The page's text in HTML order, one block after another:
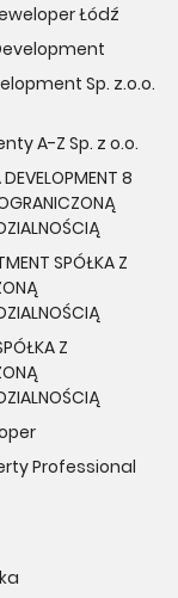
wraz z
cm wysokości
Łódź
Sp. z.o.o.
A-Z Sp. z o.o.
DEVELOPMENT 8
SPÓŁKA Z
Z
Professional